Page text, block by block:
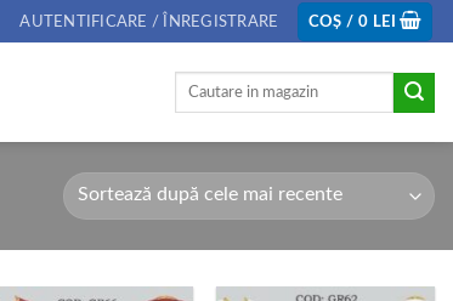
AUTENTIFICARE / ÎNREGISTRARE COȘ /0 LEI
Caută